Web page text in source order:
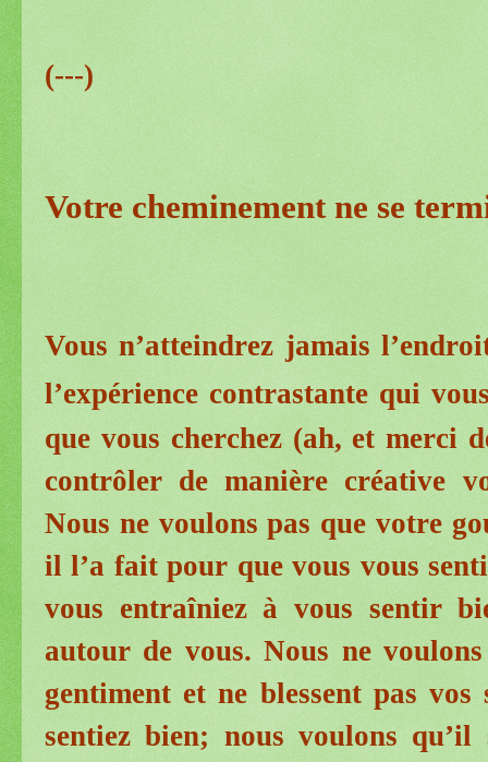
(---)
Votre cheminement ne se
Vous n’atteindrez jamais
l’expérience contrastante qui
que vous cherchez (ah, et merci
contrôler de manière créative
Nous ne voulons pas que votre
il l’a fait pour que vous vous
vous entraîniez à vous sentir
autour de vous. Nous ne
gentiment et ne blessent pas
sentiez bien; nous voulons